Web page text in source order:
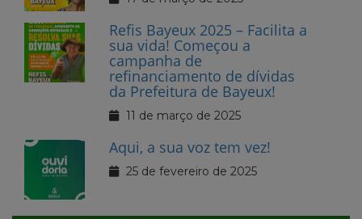
Refis Bayeux 2025 – Facilita a
sua vida! Começou a
campanha de
refinanciamento de dívidas
da Prefeitura de Bayeux!
11 de março de 2025
Aqui, a sua voz tem vez!
25 de fevereiro de 2025